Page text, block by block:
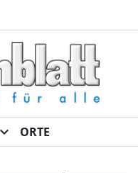
|
expand_more ORTE